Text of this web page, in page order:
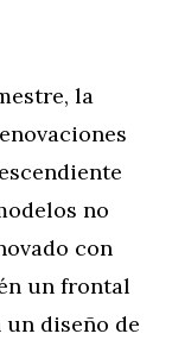
la
no
con
un frontal
diseño de